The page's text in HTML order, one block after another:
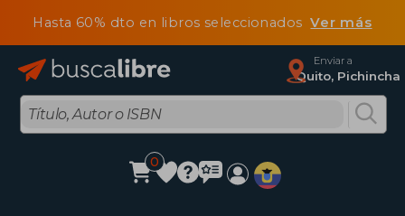
Hasta 60% dto en libros seleccionadosVer más
Enviar a
Quito, Pichincha
0